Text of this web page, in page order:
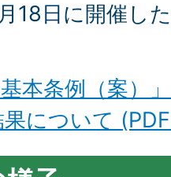
18日に開催し
基本条例（案）
について